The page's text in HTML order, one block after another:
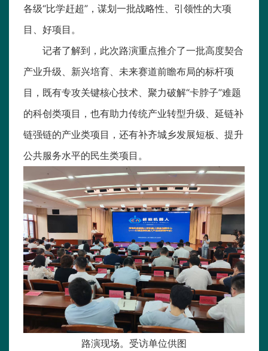
各级“比学赶超”，谋划一批战略性、引领性的大项
目、好项目。
记者了解到，此次路演重点推介了一批高度契合
产业升级、新兴培育、未来赛道前瞻布局的标杆项
目，既有专攻关键核心技术、聚力破解“卡脖子”难题
的科创类项目，也有助力传统产业转型升级、延链补
链强链的产业类项目，还有补齐城乡发展短板、提升
公共服务水平的民生类项目。
路演现场。受访单位供图